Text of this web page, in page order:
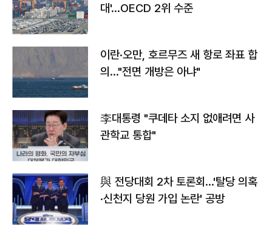
대'…OECD 2위 수준
이란·오만, 호르무즈 새 항로 좌표 합
의…"전면 개방은 아냐"
李대통령 "쿠데타 소지 없애려면 사
관학교 통합"
與 전당대회 2차 토론회…'탈당 의혹
·신천지 당원 가입 논란' 공방